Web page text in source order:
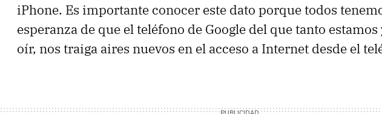
iPhone. Es importante conocer este dato porque todos
esperanza de que el teléfono de Google del que tanto
oír, nos traiga aires nuevos en el acceso a Internet desde el